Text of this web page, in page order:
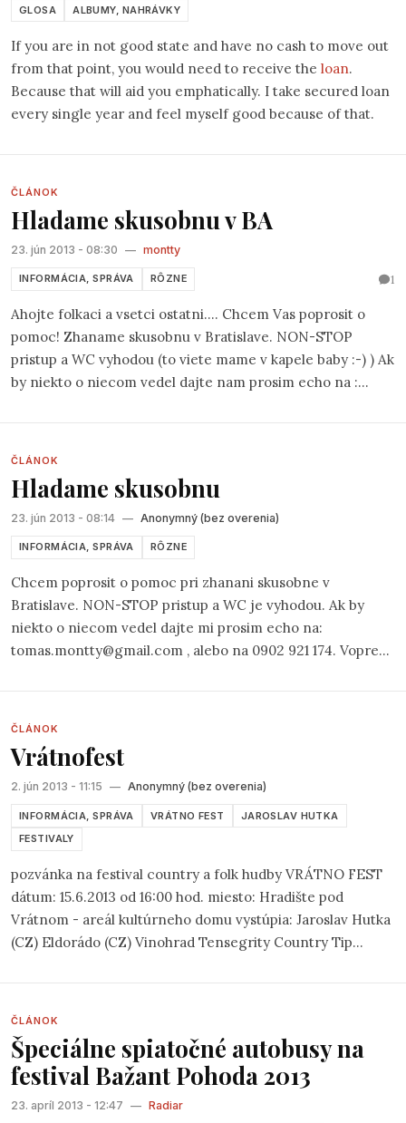
GLOSA ALBUMY, NAHRÁVKY
If you are in not good state and have no cash to move out
from that point, you would need to receive the loan.
Because that will aid you emphatically. I take secured loan
every single year and feel myself good because of that.
ČLÁNOK
Hladame skusobnu v BA
23. jún 2013 - 08:30 — montty
INFORMÁCIA, SPRÁVA RÔZNE 1
Ahojte folkaci a vsetci ostatni.... Chcem Vas poprosit o
pomoc! Zhaname skusobnu v Bratislave. NON-STOP
pristup a WC vyhodou (to viete mame v kapele baby :-) ) Ak
by niekto o niecom vedel dajte nam prosim echo na :
ČLÁNOK
Hladame skusobnu
23. jún 2013 - 08:14 — Anonymný (bez overenia)
INFORMÁCIA, SPRÁVA RÔZNE
Chcem poprosit o pomoc pri zhanani skusobne v
Bratislave. NON-STOP pristup a WC je vyhodou. Ak by
niekto o niecom vedel dajte mi prosim echo na:
tomas.montty@gmail.com , alebo na 0902 921 174. Vopred
ČLÁNOK
Vrátnofest
2. jún 2013 - 11:15 — Anonymný (bez overenia)
INFORMÁCIA, SPRÁVA VRÁTNO FEST
JAROSLAV HUTKA
FESTIVALY
pozvánka na festival country a folk hudby VRÁTNO FEST
dátum: 15.6.2013 od 16:00 hod. miesto: Hradište pod
Vrátnom - areál kultúrneho domu vystúpia: Jaroslav Hutka
(CZ) Eldorádo (CZ) Vinohrad Tensegrity Country Tip
https://www.facebook.com/pages/Vr%C3%A1tnofest/
ČLÁNOK
Špeciálne spiatočné autobusy na
festival Bažant Pohoda 2013
23. apríl 2013 - 12:47 — Radiar